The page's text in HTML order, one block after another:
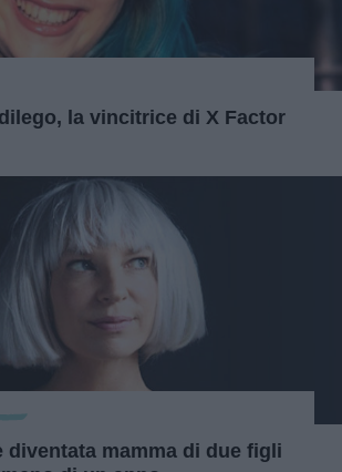
la vincitrice di X Factor
diventata mamma di due figli